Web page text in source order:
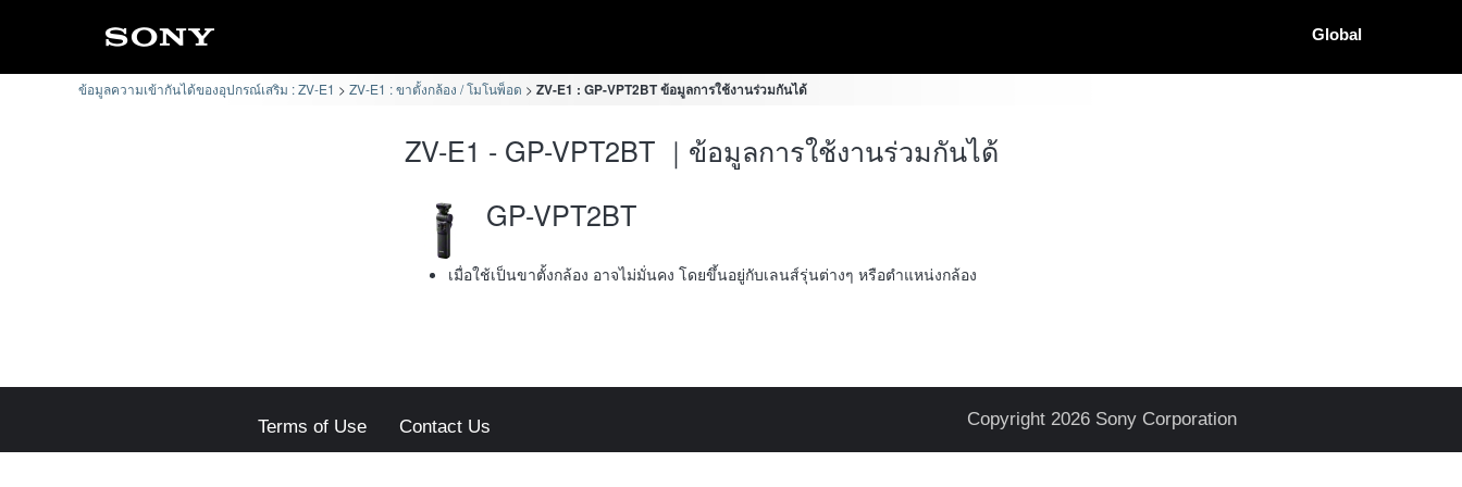
Global
ข้อมูลความเข้ากันได้ของอุปกรณ์เสริม : ZV-E1 ZV-E1 : ขาตั้งกล้อง / โมโนพ็อด ZV-E1 : GP-VPT2BT ข้อมูลการใช้งานร่วมกันได้
ZV-E1 - GP-VPT2BT ｜ข้อมูลการใช้งานร่วมกันได้
GP-VPT2BT
เมื่อใช้เป็นขาตั้งกล้อง อาจไม่มั่นคง โดยขึ้นอยู่กับเลนส์รุ่นต่างๆ หรือตำแหน่งกล้อง
Terms of Use Contact Us Copyright 2026 Sony Corporation